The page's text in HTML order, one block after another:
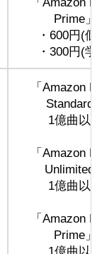
Prime」
・600円(個
・300円(学
「Amazon
Standard
1億曲以
「Amazon
Unlimited
1億曲以
「Amazon
Prime」